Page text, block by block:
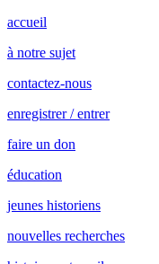
accueil
à notre sujet
contactez-nous
enregistrer / entrer
faire un don
éducation
jeunes historiens
nouvelles recherches